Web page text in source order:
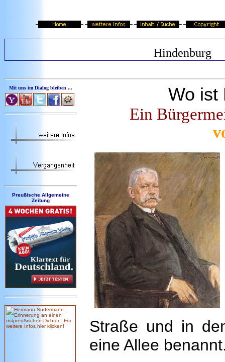
Hindenburg
Mit uns im Dialog bleiben ...
Preußische Allgemeine
Zeitung
Wo ist
Ein
Straße und in
eine Allee